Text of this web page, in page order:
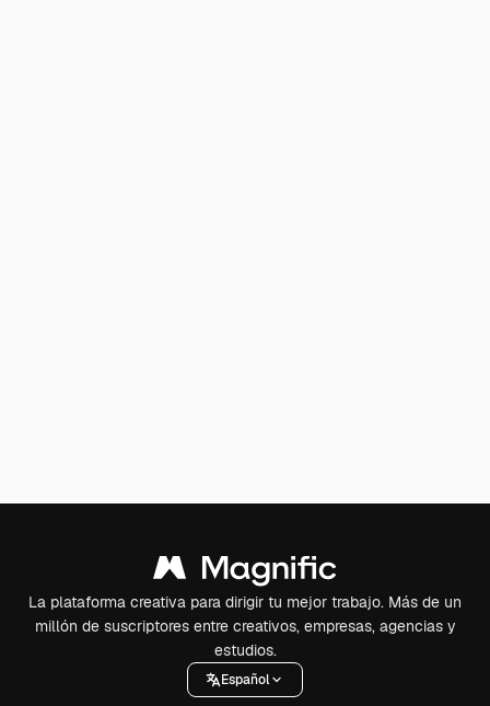
La plataforma creativa para dirigir tu mejor trabajo. Más de un
millón de suscriptores entre creativos, empresas, agencias y
estudios.
Español